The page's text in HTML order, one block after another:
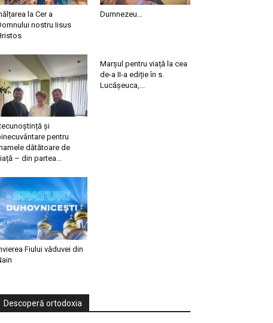
la Cer a
nostru Iisus
Dumnezeu…
și
pentru
dătătoare de
– din partea...
Marșul pentru viață la cea
de-a II-a ediție în s.
Lucășeuca,...
Fiului văduvei din
Descoperă ortodoxia